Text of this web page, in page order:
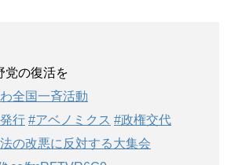
党の復活を
全国一斉活動
行 #アベノミクス #政権交代
の改悪に反対する大集会